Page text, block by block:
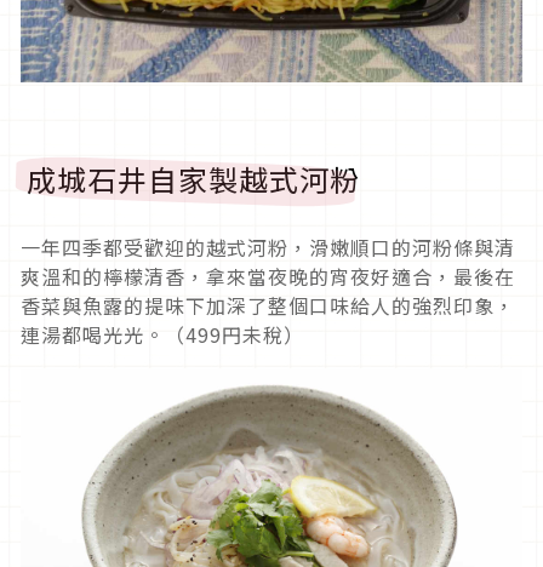
成城石井自家製越式河粉
一年四季都受歡迎的越式河粉，滑嫩順口的河粉條與清
爽溫和的檸檬清香，拿來當夜晚的宵夜好適合，最後在
香菜與魚露的提味下加深了整個口味給人的強烈印象，
連湯都喝光光。（499円未稅）